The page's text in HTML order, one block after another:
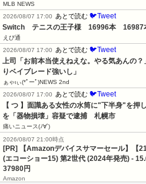
MLB NEWS
2026/08/07 17:00
あとで読む 🐦Tweet
Switch　テニスの王子様　16996本　16987
えび通
2026/08/07 17:00
あとで読む 🐦Tweet
上司「お前本当使えねえな。やる気あんの
りベイブレード強いし」
ぁゃιぃ(*ﾟーﾟ)NEWS 2nd
2026/08/07 17:00
あとで読む 🐦Tweet
【 つ 】面識ある女性の水筒に"下半身"を
を「器物損壊」容疑で逮捕　札幌市
痛いニュース(ﾉ∀`)
2026/08/07 21:00時点
[PR] 【Amazonデバイスサマーセール】【
(エコーショー15) 第2世代 (2024年発売) -
37980円
Amazon